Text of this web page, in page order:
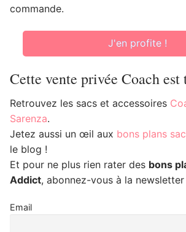
commande.
J'en profite !
Cette vente privée Coach est
Retrouvez les sacs et accessoires
Sarenza.
Jetez aussi un œil aux bons plans
le blog !
Et pour ne plus rien rater des bons
Addict, abonnez-vous à la newsletter
Email